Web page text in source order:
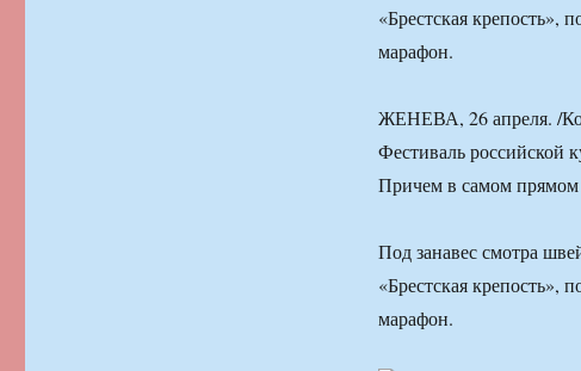
«Брестская крепость»,
марафон.
ЖЕНЕВА, 26 апреля. /
Фестиваль российской
Причем в самом прямом
Под занавес смотра
«Брестская крепость»,
марафон.